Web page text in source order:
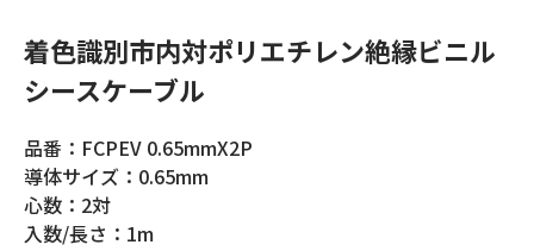
着色識別市内対ポリエチレン絶縁ビニル
シースケーブル
品番：FCPEV 0.65mmX2P
導体サイズ：0.65mm
心数：2対
入数/長さ：1m